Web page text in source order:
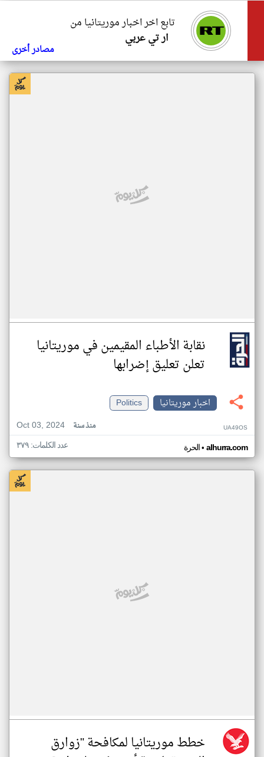
تابع اخر اخبار موريتانيا من
ار تي عربي
مصادر أخرى
نقابة الأطباء المقيمين في موريتانيا
تعلن تعليق إضرابها
اخبار موريتانيا
Politics
Oct 03, 2024
منذ سنة UA49OS
الحرة• alhurra.com عدد الكلمات: ٣٧٩
خطط موريتانيا لمكافحة "زوارق